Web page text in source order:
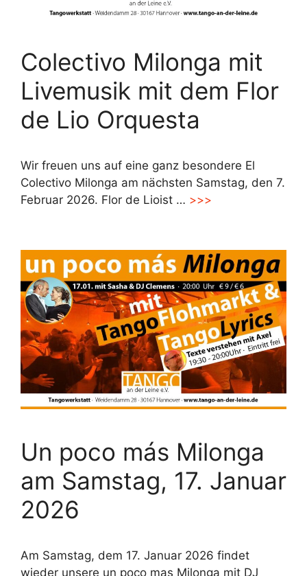
Colectivo Milonga mit
Livemusik mit dem Flor
de Lio Orquesta
Wir freuen uns auf eine ganz besondere El
Colectivo Milonga am nächsten Samstag, den 7.
Februar 2026. Flor de Lioist … >>>
Un poco más Milonga
am Samstag, 17. Januar
2026
Am Samstag, dem 17. Januar 2026 findet
wieder unsere un poco mas Milonga mit DJ